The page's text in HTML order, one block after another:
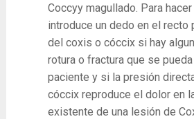
Coccyy magullado. Para
introduce un dedo en el recto
del coxis o cóccix si hay
rotura o fractura que se
paciente y si la presión
cóccix reproduce el dolor en
existente de una lesión de